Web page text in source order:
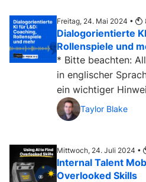
Freitag, 24. Mai 2024 •
Dialogorientierte
Rollenspiele und
* Bitte beachten:
in englischer Sprache
ein wichtiger
dreht sich...
Taylor Blake
Mittwoch, 24. Juli 2024 •
Internal Talent
Overlooked Skills